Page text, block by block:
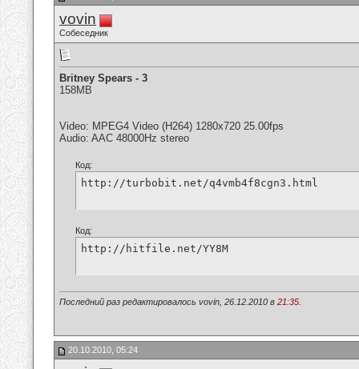
vovin
Собеседник
Britney Spears - 3
158MB
Video: MPEG4 Video (H264) 1280x720 25.00fps
Audio: AAC 48000Hz stereo
Код:
http://turbobit.net/q4vmb4f8cgn3.html
Код:
http://hitfile.net/YY8M
Последний раз редактировалось vovin, 26.12.2010 в 21:35
20.10.2010, 05:24